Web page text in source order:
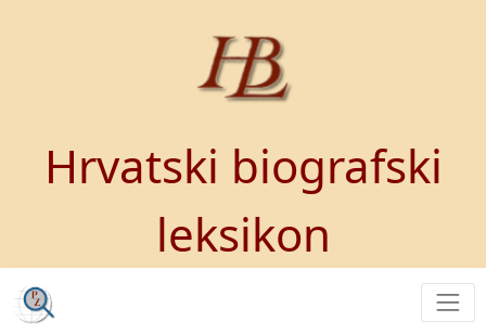
Hrvatski biografski
leksikon